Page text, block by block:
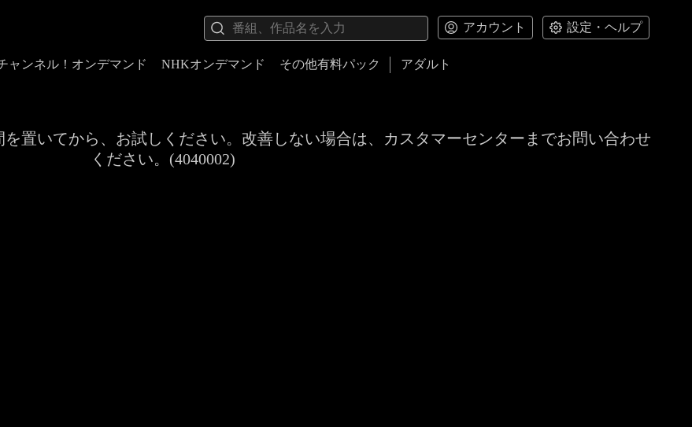
アカウント 設定・ヘルプ
ャンネル！オンデマンド NHKオンデマンド その他有料パック アダルト
置いてから、お試しください。改善しない場合は、カスタマーセンターまでお問い合わせ
ください。(4040002)